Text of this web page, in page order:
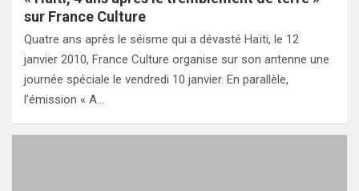
sur France Culture
Quatre ans après le séisme qui a dévasté Haïti, le 12
janvier 2010, France Culture organise sur son antenne une
journée spéciale le vendredi 10 janvier. En parallèle,
l’émission « A…